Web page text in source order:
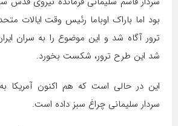
بود اما باراک اوباما رئیس وقت ایالات
ترور آگاه شد و این موضوع را به سران
شد این طرح ترور، شکست بخورد.
این در حالی است که هم اکنون آمریکا به
سردار سلیمانی چراغ سبز داده است.